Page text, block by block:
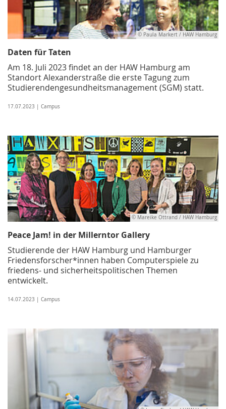
© Paula Markert / HAW Hamburg
Daten für Taten
Am 18. Juli 2023 findet an der HAW Hamburg am
Standort Alexanderstraße die erste Tagung zum
Studierendengesundheitsmanagement (SGM) statt.
17.07.2023 | Campus
© Mareike Ottrand / HAW Hamburg
Peace Jam! in der Millerntor Gallery
Studierende der HAW Hamburg und Hamburger
Friedensforscher*innen haben Computerspiele zu
friedens- und sicherheitspolitischen Themen
entwickelt.
14.07.2023 | Campus